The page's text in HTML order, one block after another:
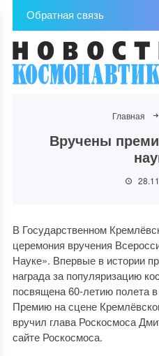
Обратная связь
Главная
Вручены
В Государственном
церемония вручения
Науке». Впервые в истории
награда за популяризацию
посвящена 60-летию полета
Премию на сцене
вручил глава Роскосмоса
сайте Роскосмоса.